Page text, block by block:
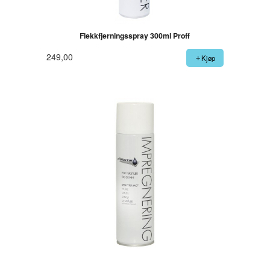
Flekkfjerningsspray 300ml Proff
249,00 Kjøp